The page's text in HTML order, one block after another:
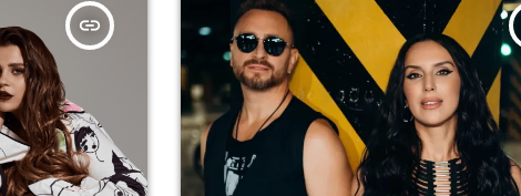
insert_link